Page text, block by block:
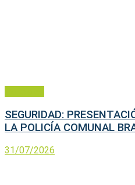
SEGURIDAD:
LA POLICÍA COMUNAL
31/07/2026